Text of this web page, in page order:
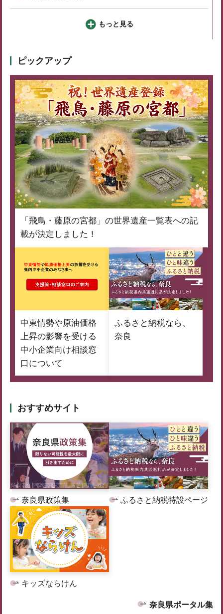
もっと見る
ピックアップ
「飛鳥・藤原の宮都」の世界遺産一覧表への記
載が決定しました！
中東情勢や原油価格
上昇の影響を受ける
中小企業向け相談窓
口について
ふるさと納税なら、
奈良
おすすめサイト
奈良県政策集 ふるさと納税特設ページ
キッズならけん
奈良県ポータル集